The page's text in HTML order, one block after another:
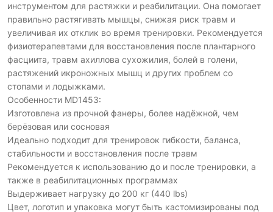
инструментом для растяжки и реабилитации. Она помогает
правильно растягивать мышцы, снижая риск травм и
увеличивая их отклик во время тренировки. Рекомендуется
физиотерапевтами для восстановления после плантарного
фасциита, травм ахиллова сухожилия, болей в голени,
растяжений икроножных мышц и других проблем со
стопами и лодыжками.
Особенности MD1453:
Изготовлена из прочной фанеры, более надёжной, чем
берёзовая или сосновая
Идеально подходит для тренировок гибкости, баланса,
стабильности и восстановления после травм
Рекомендуется к использованию до и после тренировки, а
также в реабилитационных программах
Выдерживает нагрузку до 200 кг (440 lbs)
Цвет, логотип и упаковка могут быть кастомизированы под